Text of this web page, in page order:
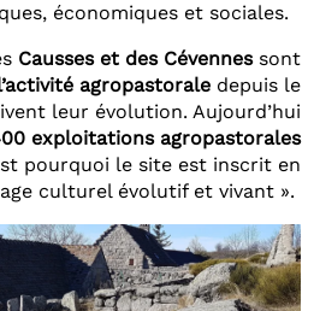
économiques et sociales.
Causses et des Cévennessont
agropastoraledepuis le
leur évolution. Aujourd’hui
exploitations agropastorales
pourquoi le site est inscrit en
culturel évolutif et vivant ».